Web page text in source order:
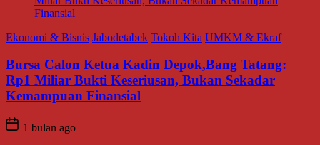
Ekonomi & Bisnis Jabodetabek Tokoh Kita UMKM & Ekraf
Bursa Calon Ketua Kadin Depok,Bang Tatang:
Rp1 Miliar Bukti Keseriusan, Bukan Sekadar
Kemampuan Finansial
1 bulan ago